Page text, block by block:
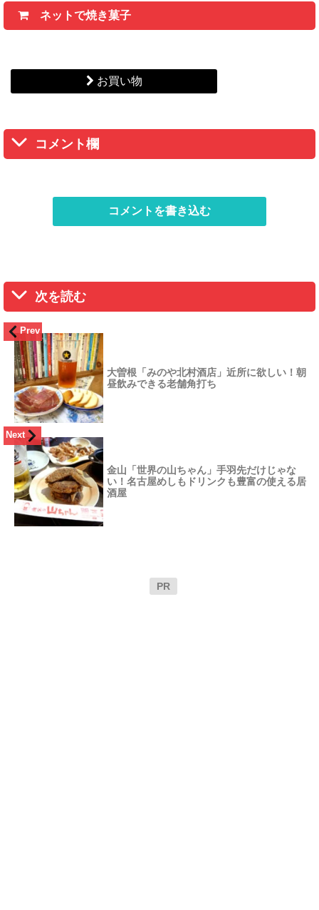
ネットで焼き菓子
お買い物
コメント欄
コメントを書き込む
次を読む
Prev
大曽根「みのや北村酒店」近所に欲しい！朝
昼飲みできる老舗角打ち
Next
金山「世界の山ちゃん」手羽先だけじゃな
い！名古屋めしもドリンクも豊富の使える居
酒屋
PR